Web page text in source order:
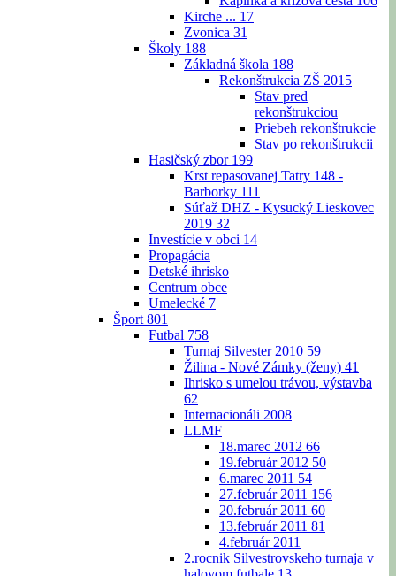
Kirche ... 17
Zvonica 31
Školy 188
Základná škola 188
Rekonštrukcia ZŠ 2015
Stav pred
rekonštrukciou
Priebeh rekonštrukcie
Stav po rekonštrukcii
Hasičský zbor 199
Krst repasovanej Tatry 148 -
Barborky 111
Súťaž DHZ - Kysucký Lieskovec
2019 32
Investície v obci 14
Propagácia
Detské ihrisko
Centrum obce
Umelecké 7
Šport 801
Futbal 758
Turnaj Silvester 2010 59
Žilina - Nové Zámky (ženy) 41
Ihrisko s umelou trávou, výstavba
62
Internacionáli 2008
LLMF
18.marec 2012 66
19.február 2012 50
6.marec 2011 54
27.február 2011 156
20.február 2011 60
13.február 2011 81
4.február 2011
2.rocnik Silvestrovskeho turnaja v